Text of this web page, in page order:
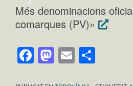
Més denominacions
comarques (PV)»
Facebook
Mastodon
Email